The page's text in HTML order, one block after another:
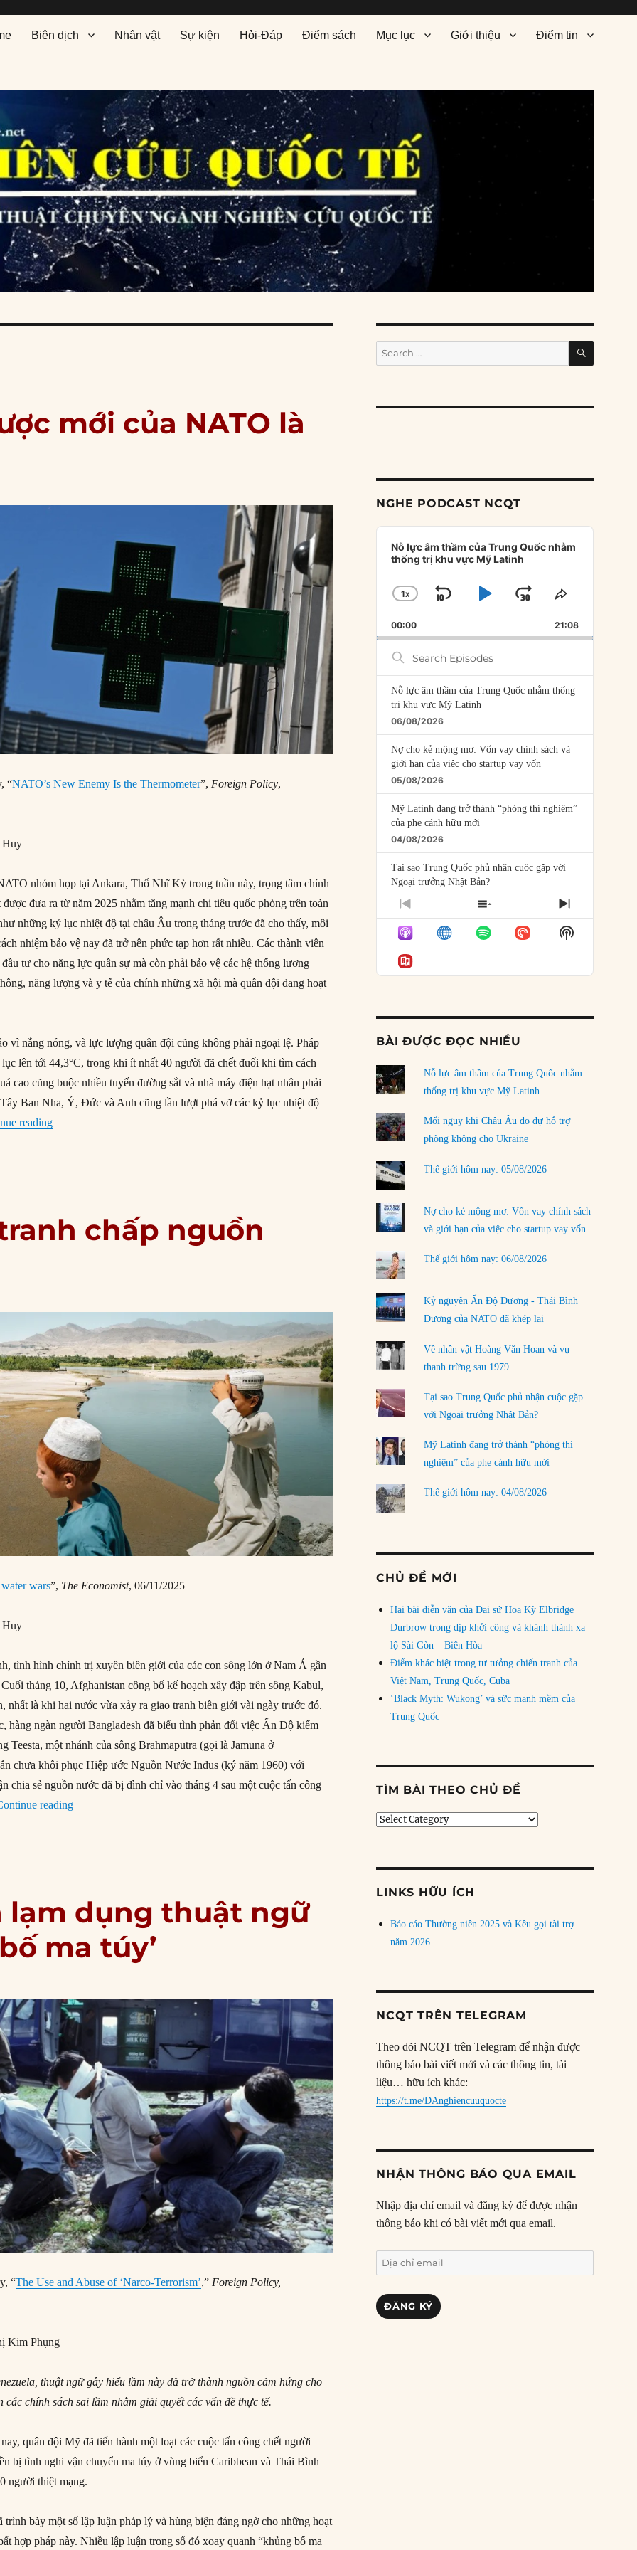
Biên dịch Nhân vật Sự kiện Hỏi-Đáp Điểm sách Mục lục Giới thiệu Điểm tin
mới của NATO là
“NATO’s New Enemy Is the Thermometer”, Foreign Policy,
Huy
nhóm họp tại Ankara, Thổ Nhĩ Kỳ trong tuần này, trọng tâm chính
được đưa ra từ năm 2025 nhằm tăng mạnh chi tiêu quốc phòng trên toàn
những kỷ lục nhiệt độ tại châu Âu trong tháng trước đã cho thấy, môi
nhiệm bảo vệ nay đã trở nên phức tạp hơn rất nhiều. Các thành viên
tư cho năng lực quân sự mà còn phải bảo vệ các hệ thống lương
năng lượng và y tế của chính những xã hội mà quân đội đang hoạt
vì nắng nóng, và lực lượng quân đội cũng không phải ngoại lệ. Pháp
lên tới 44,3°C, trong khi ít nhất 40 người đã chết đuối khi tìm cách
cao cũng buộc nhiều tuyến đường sắt và nhà máy điện hạt nhân phải
Ban Nha, Ý, Đức và Anh cũng lần lượt phá vỡ các kỷ lục nhiệt độ
reading“Mối đe dọa chiến lược mới của NATO là nhiệt độ tăng cao”
chấp nguồn
water wars”, The Economist, 06/11/2025
Huy
tình hình chính trị xuyên biên giới của các con sông lớn ở Nam Á gần
tháng 10, Afghanistan công bố kế hoạch xây đập trên sông Kabul,
nhất là khi hai nước vừa xảy ra giao tranh biên giới vài ngày trước đó.
hàng ngàn người Bangladesh đã biểu tình phản đối việc Ấn Độ kiểm
Teesta, một nhánh của sông Brahmaputra (gọi là Jamuna ở
chưa khôi phục Hiệp ước Nguồn Nước Indus (ký năm 1960) với
chia sẻ nguồn nước đã bị đình chỉ vào tháng 4 sau một cuộc tấn công
reading“Hệ lụy từ gia tăng tranh chấp nguồn nước ở Nam Á”
lạm dụng thuật ngữ
ma túy’
“The Use and Abuse of ‘Narco-Terrorism’,” Foreign Policy,
Kim Phụng
thuật ngữ gây hiểu lầm này đã trở thành nguồn cảm hứng cho
các chính sách sai lầm nhằm giải quyếtcác vấn đề thực tế.
quân đội Mỹ đã tiến hành một loạt các cuộc tấn công chết người
bị tình nghi vận chuyển ma túy ở vùng biển Caribbean và Thái Bình
người thiệt mạng.
trình bày một số lập luận pháp lý và hùng biện đáng ngờ cho những hoạt
hợp pháp này. Nhiều lập luận trong số đó xoay quanh “khủng bố ma
Search
for:
SEARCH
NGHE PODCAST NCQT
Audio
Player
Nỗ lực âm thầm của Trung Quốc nhằm
thống trị khu vực Mỹ Latinh
CHANGE
RATE
1X
SKIP
BACKWARD
PLAYJUMP
FORWARD
SHARE
EPISODE
00:00 21:08
Search
Episodes
Nỗ lực âm thầm của Trung Quốc nhằm thống
trị khu vực Mỹ Latinh
06/08/2026
Nợ cho kẻ mộng mơ: Vốn vay chính sách và
giới hạn của việc cho startup vay vốn
05/08/2026
Mỹ Latinh đang trở thành “phòng thí nghiệm”
của phe cánh hữu mới
04/08/2026
Tại sao Trung Quốc phủ nhận cuộc gặp với
Ngoại trưởng Nhật Bản?
04/08/2026
Điểm mù chiến lược của Trump tại Thái Bình
Dương
03/08/2026
rủi ro
01/08/2026
31/07/2026
phải chịu đựng?
30/07/2026
Tập tìm cách chôn vùi bê bối chấn động vòng
tròn thân cận của mình
PREVIOUS
EPISODE
SHOW
EPISODES
LIST
NEXT
EPISODE
Show
Podcast
BÀI ĐƯỢC ĐỌC NHIỀU
Nỗ lực âm thầm của Trung Quốc nhằm
thống trị khu vực Mỹ Latinh
Mối nguy khi Châu Âu do dự hỗ trợ
phòng không cho Ukraine
Thế giới hôm nay: 05/08/2026
Nợ cho kẻ mộng mơ: Vốn vay chính sách
và giới hạn của việc cho startup vay vốn
Thế giới hôm nay: 06/08/2026
Kỷ nguyên Ấn Độ Dương - Thái Bình
Dương của NATO đã khép lại
Về nhân vật Hoàng Văn Hoan và vụ
thanh trừng sau 1979
Tại sao Trung Quốc phủ nhận cuộc gặp
với Ngoại trưởng Nhật Bản?
Mỹ Latinh đang trở thành “phòng thí
nghiệm” của phe cánh hữu mới
Thế giới hôm nay: 04/08/2026
CHỦ ĐỀ MỚI
Hai bài diễn văn của Đại sứ Hoa Kỳ Elbridge
Durbrow trong dịp khởi công và khánh thành xa
lộ Sài Gòn – Biên Hòa
Điểm khác biệt trong tư tưởng chiến tranh của
Việt Nam, Trung Quốc, Cuba
‘Black Myth: Wukong’ và sức mạnh mềm của
Trung Quốc
TÌM BÀI THEO CHỦ ĐỀ
Tìm
chủ
LINKS HỮU ÍCH
Báo cáo Thường niên 2025 và Kêu gọi tài trợ
năm 2026
NCQT TRÊN TELEGRAM
Theo dõi NCQT trên Telegram để nhận được
thông báo bài viết mới và các thông tin, tài
liệu… hữu ích khác:
https://t.me/DAnghiencuuquocte
NHẬN THÔNG BÁO QUA EMAIL
Nhập địa chỉ email và đăng ký để được nhận
thông báo khi có bài viết mới qua email.
Địa
chỉ
email
ĐĂNG KÝ